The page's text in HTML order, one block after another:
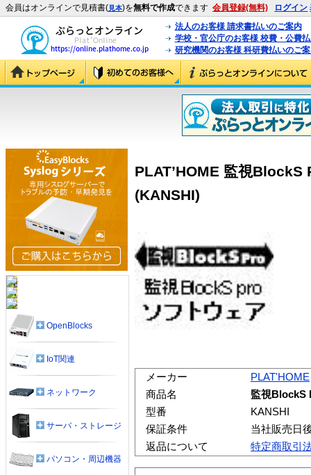
会員はオンラインで見積書(見本)を無料で作成できます 会員登録(無料) ログイン
法人のお客様 請求書払いのご案内
学校・官公庁のお客様 校費・公費
研究機関のお客様 科研費払いのご
PLAT’HOME 監視
(KANSHI)
メーカー
PLAT'HOME
商品名
監視BlockS
型番
KANSHI
保証条件
当社販売日
返品について
特定商取引
OpenBlocks
IoT関連
ネットワーク
サーバ・ストレージ
パソコン・周辺機器